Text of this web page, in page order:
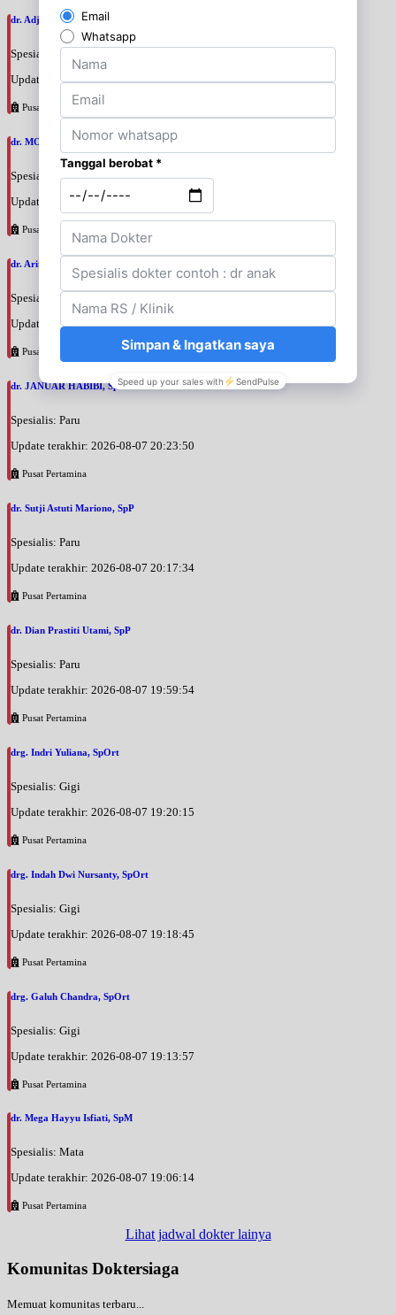
dr. Adji Suprajitno, SpPD
Spesialis: Penyakit Dalam
Update terakhir: 2026-08-07 20:37:59
Pusat Pertamina
dr. MOCHAMAD PASHA, SpPD
Spesialis: Penyakit Dalam
Update terakhir: 2026-08-07 20:35:45
Pusat Pertamina
dr. Arini Purwono, SpP
Spesialis: Paru
Update terakhir: 2026-08-07 20:25:58
Pusat Pertamina
dr. JANUAR HABIBI, SpP
Spesialis: Paru
Update terakhir: 2026-08-07 20:23:50
Pusat Pertamina
dr. Sutji Astuti Mariono, SpP
Spesialis: Paru
Update terakhir: 2026-08-07 20:17:34
Pusat Pertamina
dr. Dian Prastiti Utami, SpP
Spesialis: Paru
Update terakhir: 2026-08-07 19:59:54
Pusat Pertamina
drg. Indri Yuliana, SpOrt
Spesialis: Gigi
Update terakhir: 2026-08-07 19:20:15
Pusat Pertamina
drg. Indah Dwi Nursanty, SpOrt
Spesialis: Gigi
Update terakhir: 2026-08-07 19:18:45
Pusat Pertamina
drg. Galuh Chandra, SpOrt
Spesialis: Gigi
Update terakhir: 2026-08-07 19:13:57
Pusat Pertamina
dr. Mega Hayyu Isfiati, SpM
Spesialis: Mata
Update terakhir: 2026-08-07 19:06:14
Pusat Pertamina
Lihat jadwal dokter lainya
Komunitas Doktersiaga
Memuat komunitas terbaru...